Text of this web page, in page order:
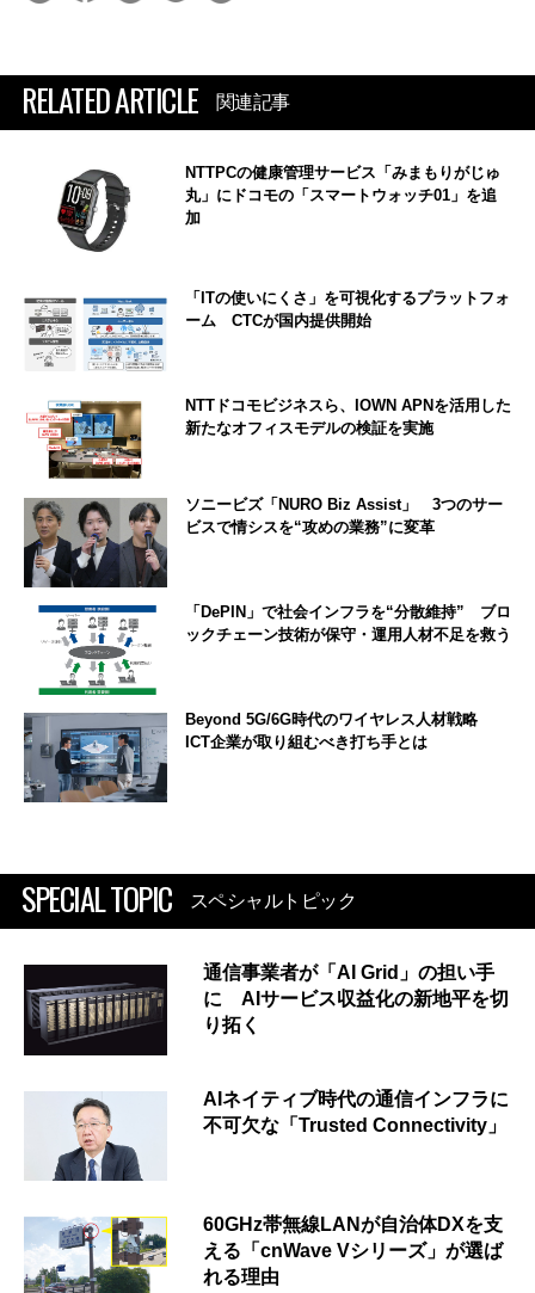
RELATED ARTICLE 関連記事
NTTPCの健康管理サービス「みまもりがじゅ
丸」にドコモの「スマートウォッチ01」を追
加
「ITの使いにくさ」を可視化するプラットフォ
ーム CTCが国内提供開始
NTTドコモビジネスら、IOWN APNを活用した
新たなオフィスモデルの検証を実施
ソニービズ「NURO Biz Assist」 3つのサー
ビスで情シスを“攻めの業務”に変革
「DePIN」で社会インフラを“分散維持” ブロ
ックチェーン技術が保守・運用人材不足を救う
Beyond 5G/6G時代のワイヤレス人材戦略
ICT企業が取り組むべき打ち手とは
SPECIAL TOPIC スペシャルトピック
通信事業者が「AI Grid」の担い手
に AIサービス収益化の新地平を切
り拓く
AIネイティブ時代の通信インフラに
不可欠な「Trusted Connectivity」
60GHz帯無線LANが自治体DXを支
える「cnWave Vシリーズ」が選ば
れる理由